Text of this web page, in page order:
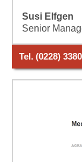
Susi Elfgen
Senior
Tel. (0228)